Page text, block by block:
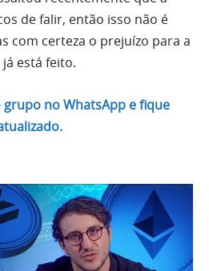
de falir, então isso não é
com certeza o prejuízo para a
está feito.
grupo no WhatsApp e fique